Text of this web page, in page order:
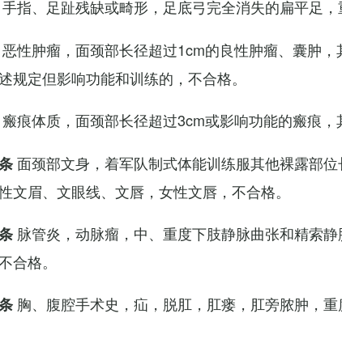
手指、足趾残缺或畸形，足底弓完全消失的扁平足，
恶性肿瘤，面颈部长径超过1cm的良性肿瘤、囊肿
规定但影响功能和训练的，不合格。
瘢痕体质，面颈部长径超过3cm或影响功能的瘢痕，
面颈部文身，着军队制式体能训练服其他裸露部
文眉、文眼线、文唇，女性文唇，不合格。
脉管炎，动脉瘤，中、重度下肢静脉曲张和精索
合格。
胸、腹腔手术史，疝，脱肛，肛瘘，肛旁脓肿，